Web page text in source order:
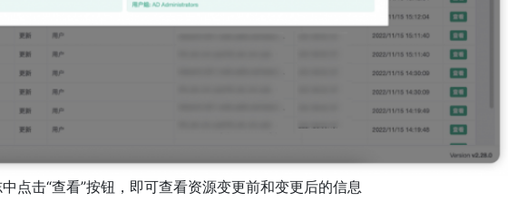
点击“查看”按钮，即可查看资源变更前和变更后的信息